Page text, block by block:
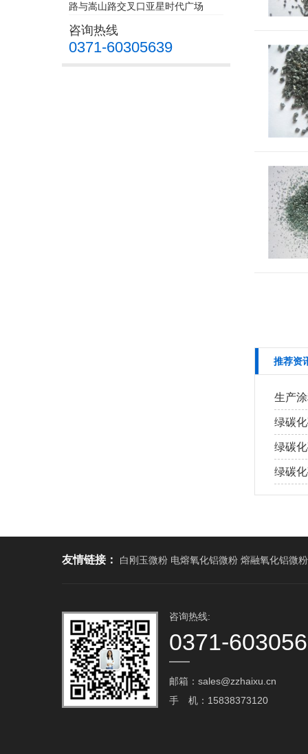
路与嵩山路交叉口亚星时代广场
咨询热线
0371-60305639
推荐资
生产
绿碳
绿碳
绿碳
友情链接： 白刚玉微粉 电熔氧化铝微粉 熔融氧化铝微粉
咨询热线:
0371-
邮箱：sales@zzhaixu.cn
手 机：15838373120